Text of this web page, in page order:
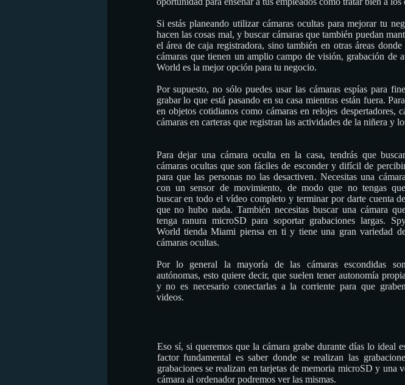
Si estás planeando utilizar cámaras ocultas para mejorar tu
hacen las cosas mal, y buscar cámaras que también puedan
el área de caja registradora, sino también en otras áreas
cámaras que tienen un amplio campo de visión, grabación
World es la mejor opción para tu negocio.
Por supuesto, no sólo puedes usar las cámaras espías para
grabar lo que está pasando en su casa mientras están fuera.
en objetos cotidianos como cámaras en relojes despertadores,
cámaras en carteras que registran las actividades de la niñera y
Para dejar una cámara oculta en la casa, tendrás que
cámaras ocultas que son fáciles de esconder y difícil de
para que las personas no las desactiven. Necesitas una cámara
con un sensor de movimiento, de modo que no tengas que
buscar en todo el vídeo completo y terminar por darte cuenta de
que no hubo nada. También necesitas buscar una cámara
tenga ranura microSD para soportar grabaciones largas.
World tienda Miami piensa en ti y tiene una gran variedad
cámaras ocultas.
Por lo general la mayoría de las cámaras escondidas son
autónomas, esto quiere decir, que suelen tener autonomía propia
y no es necesario conectarlas a la corriente para que graben
videos.
Eso sí, si queremos que la cámara grabe durante días lo ideal
factor fundamental es saber donde se realizan las
grabaciones se realizan en tarjetas de memoria microSD y una
cámara al ordenador podremos ver las mismas.